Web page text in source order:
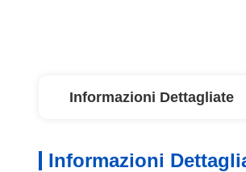
Informazioni Dettagliate
Informazioni